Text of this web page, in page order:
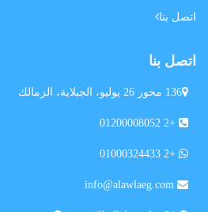
اتصل بنا
اتصل بنا
136 محور 26 يوليو، الجبلاية، الزمالك
+2 01200008052
+2 01000324433